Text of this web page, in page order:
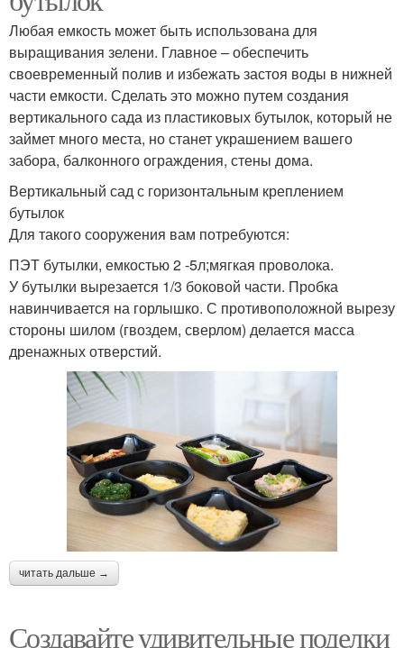
Любая емкость может быть использована для
выращивания зелени. Главное – обеспечить
своевременный полив и избежать застоя воды в нижней
части емкости. Сделать это можно путем создания
вертикального сада из пластиковых бутылок, который не
займет много места, но станет украшением вашего
забора, балконного ограждения, стены дома.
Вертикальный сад с горизонтальным креплением
бутылок
Для такого сооружения вам потребуются:
ПЭТ бутылки, емкостью 2 -5л;мягкая проволока.
У бутылки вырезается 1/3 боковой части. Пробка
навинчивается на горлышко. С противоположной вырезу
стороны шилом (гвоздем, сверлом) делается масса
дренажных отверстий.
читать дальше →
Создавайте удивительные поделки